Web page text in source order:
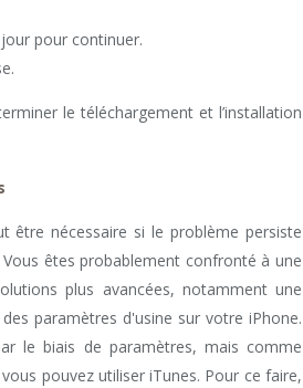
pour continuer.
le téléchargement et l’installation
être nécessaire si le problème persiste
êtes probablement confronté à une
plus avancées, notamment une
paramètres d'usine sur votre iPhone.
le biais de paramètres, mais comme
pouvez utiliser iTunes. Pour ce faire,